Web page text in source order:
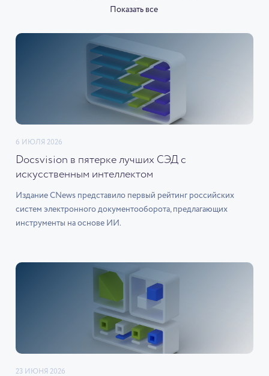
Показать все
6 ИЮЛЯ 2026
Docsvision в пятерке лучших СЭД с
искусственным интеллектом
Издание CNews представило первый рейтинг российских
систем электронного документооборота, предлагающих
инструменты на основе ИИ.
23 ИЮНЯ 2026